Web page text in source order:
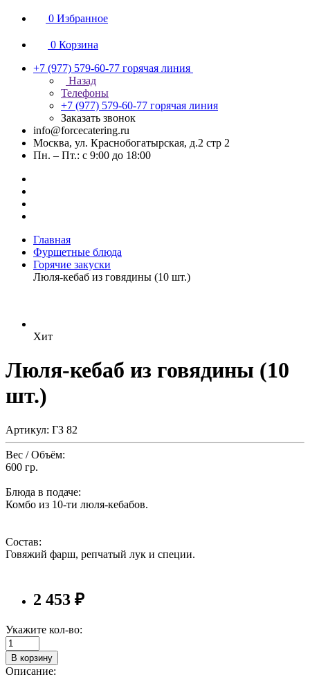
0 Избранное
0 Корзина
+7 (977) 579-60-77 горячая линия
Назад
Телефоны
+7 (977) 579-60-77 горячая линия
Заказать звонок
info@forcecatering.ru
Москва, ул. Краснобогатырская, д.2 стр 2
Пн. – Пт.: с 9:00 до 18:00
Главная
Фуршетные блюда
Горячие закуски
Люля-кебаб из говядины (10 шт.)
Хит
Люля-кебаб из говядины (10
шт.)
Артикул: ГЗ 82
Вес / Объём:
600 гр.
Блюда в подаче:
Комбо из 10-ти люля-кебабов.
Состав:
Говяжий фарш, репчатый лук и специи.
2 453 ₽
Укажите кол-во:
В корзину
Описание: